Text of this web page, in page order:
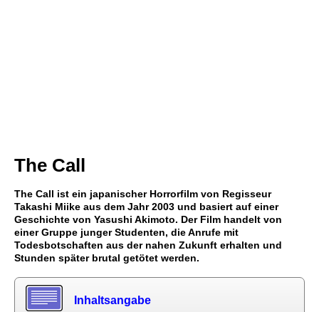
The Call
The Call ist ein japanischer Horrorfilm von Regisseur
Takashi Miike aus dem Jahr 2003 und basiert auf einer
Geschichte von Yasushi Akimoto. Der Film handelt von
einer Gruppe junger Studenten, die Anrufe mit
Todesbotschaften aus der nahen Zukunft erhalten und
Stunden später brutal getötet werden.
Inhaltsangabe